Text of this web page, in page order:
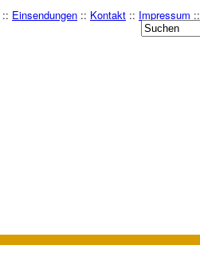
:: Einsendungen :: Kontakt :: Impressum ::